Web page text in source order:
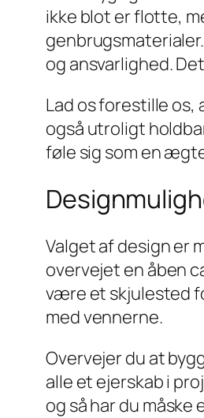
ikke blot er flotte,
og ansvarlighed.
Lad os forestille
også utroligt
føle sig som en
Valget af design er
overvejet en åben
være et skjulested
med vennerne.
Overvejer du at
alle et ejerskab i
og så har du